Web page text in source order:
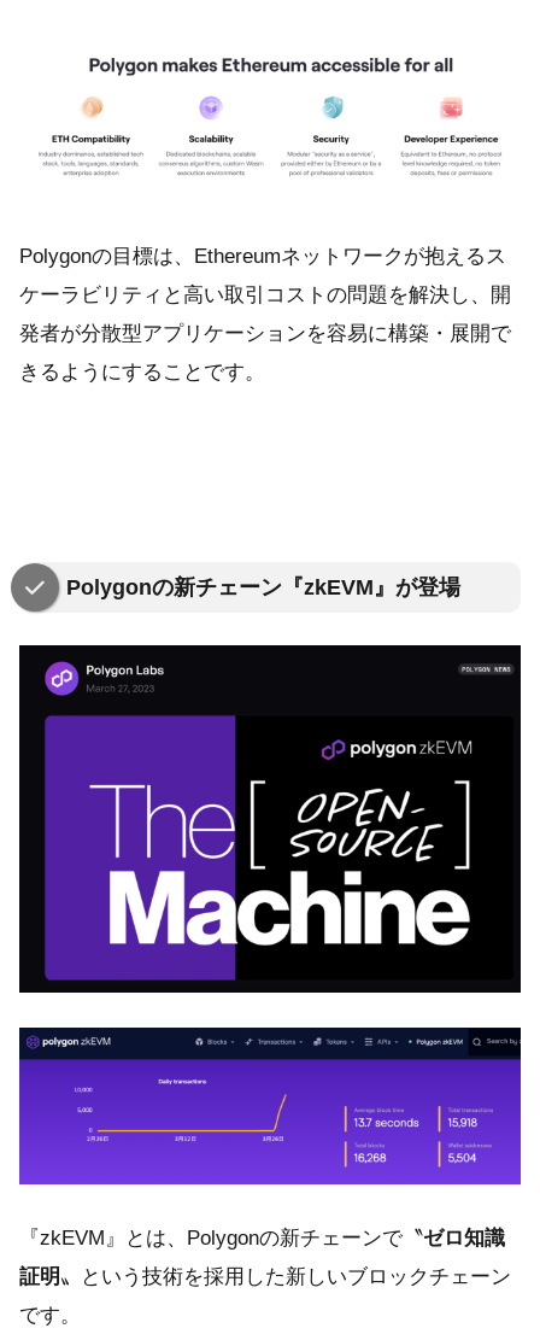
Polygonの目標は、Ethereumネットワークが抱えるス
ケーラビリティと高い取引コストの問題を解決し、開
発者が分散型アプリケーションを容易に構築・展開で
きるようにすることです。
Polygonの新チェーン『zkEVM』が登場
『zkEVM』とは、Polygonの新チェーンで〝ゼロ知識
証明〟という技術を採用した新しいブロックチェーン
です。